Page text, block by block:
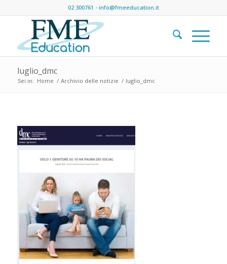
02 300761 - info@fmeeducation.it
luglio_dmc
Sei in: Home / Archivio delle notizie / luglio_dmc